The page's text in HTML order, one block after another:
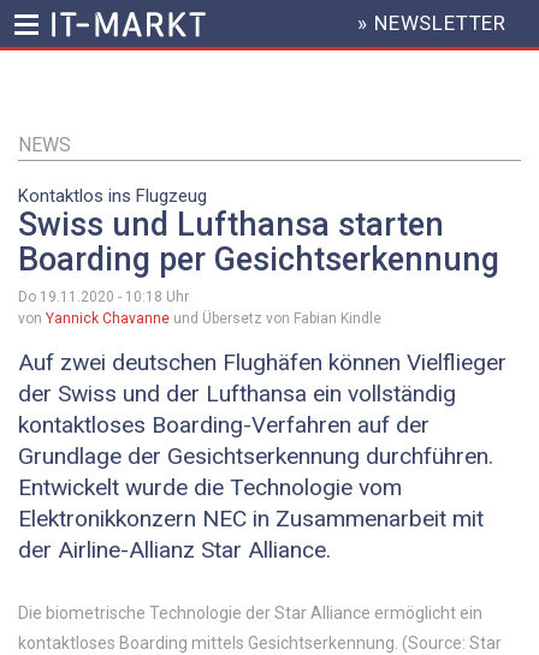
Inhalt
HEADER
MENU
» NEWSLETTER
NEWS
Kontaktlos ins Flugzeug
Swiss und Lufthansa starten
Boarding per Gesichtserkennung
Do 19.11.2020 - 10:18 Uhr
von Yannick Chavanne und Übersetz von Fabian Kindle
Auf zwei deutschen Flughäfen können Vielflieger
der Swiss und der Lufthansa ein vollständig
kontaktloses Boarding-Verfahren auf der
Grundlage der Gesichtserkennung durchführen.
Entwickelt wurde die Technologie vom
Elektronikkonzern NEC in Zusammenarbeit mit
der Airline-Allianz Star Alliance.
Die biometrische Technologie der Star Alliance ermöglicht ein
kontaktloses Boarding mittels Gesichtserkennung. (Source: Star